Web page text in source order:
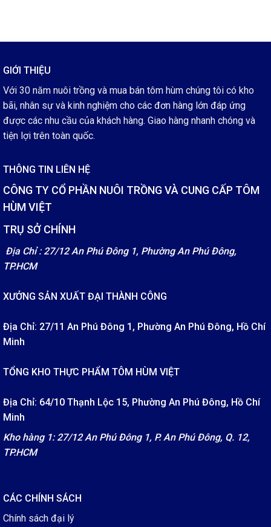
GIỚI THIỆU
Với 30 năm nuôi trồng và mua bán tôm hùm chúng tôi có kho
bãi, nhân sự và kinh nghiệm cho các đơn hàng lớn đáp ứng
được các nhu cầu của khách hàng. Giao hàng nhanh chóng và
tiện lợi trên toàn quốc.
THÔNG TIN LIÊN HỆ
CÔNG TY CỔ PHẦN NUÔI TRỒNG VÀ CUNG CẤP TÔM
HÙM VIỆT
TRỤ SỞ CHÍNH
Địa Chỉ : 27/12 An Phú Đông 1, Phường An Phú Đông,
TP.HCM
XƯỞNG SẢN XUẤT ĐẠI THÀNH CÔNG
Địa Chỉ: 27/11 An Phú Đông 1, Phường An Phú Đông, Hồ Chí
Minh
TỔNG KHO THỰC PHẨM TÔM HÙM VIỆT
Địa Chỉ: 64/10 Thạnh Lộc 15, Phường An Phú Đông, Hồ Chí
Minh
Kho hàng 1: 27/12 An Phú Đông 1, P. An Phú Đông, Q. 12,
TP.HCM
CÁC CHÍNH SÁCH
Chính sách đại lý